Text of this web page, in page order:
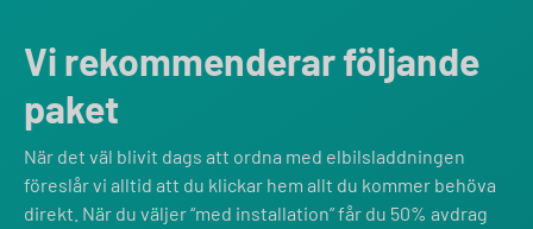
Vi rekommenderar följande
paket
När det väl blivit dags att ordna med elbilsladdningen
föreslår vi alltid att du klickar hem allt du kommer behöva
direkt. När du väljer “med installation” får du 50% avdrag